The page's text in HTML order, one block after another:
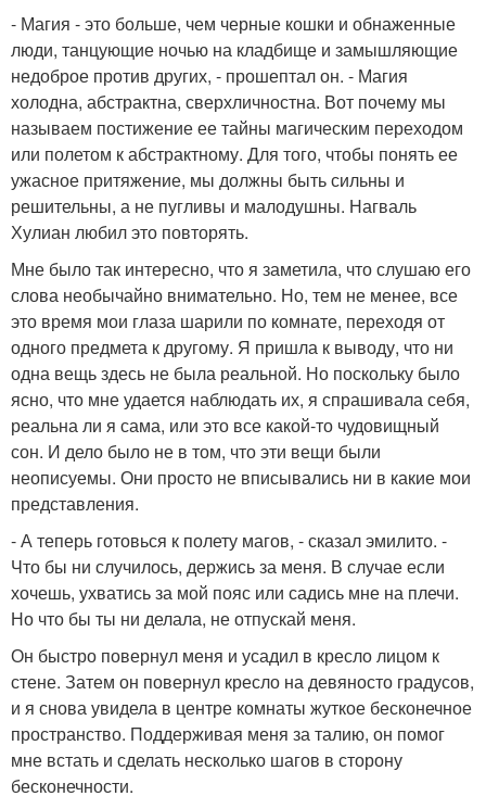
- Магия - это больше, чем черные кошки и обнаженные
люди, танцующие ночью на кладбище и замышляющие
недоброе против других, - прошептал он. - Магия
холодна, абстрактна, сверхличностна. Вот почему мы
называем постижение ее тайны магическим переходом
или полетом к абстрактному. Для того, чтобы понять ее
ужасное притяжение, мы должны быть сильны и
решительны, а не пугливы и малодушны. Нагваль
Хулиан любил это повторять.
Мне было так интересно, что я заметила, что слушаю его
слова необычайно внимательно. Но, тем не менее, все
это время мои глаза шарили по комнате, переходя от
одного предмета к другому. Я пришла к выводу, что ни
одна вещь здесь не была реальной. Но поскольку было
ясно, что мне удается наблюдать их, я спрашивала себя,
реальна ли я сама, или это все какой-то чудовищный
сон. И дело было не в том, что эти вещи были
неописуемы. Они просто не вписывались ни в какие мои
представления.
- А теперь готовься к полету магов, - сказал эмилито. -
Что бы ни случилось, держись за меня. В случае если
хочешь, ухватись за мой пояс или садись мне на плечи.
Но что бы ты ни делала, не отпускай меня.
Он быстро повернул меня и усадил в кресло лицом к
стене. Затем он повернул кресло на девяносто градусов,
и я снова увидела в центре комнаты жуткое бесконечное
пространство. Поддерживая меня за талию, он помог
мне встать и сделать несколько шагов в сторону
бесконечности.